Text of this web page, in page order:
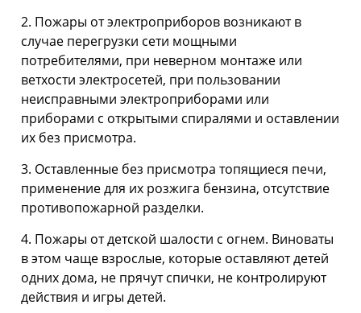
2. Пожары от электроприборов возникают в
случае перегрузки сети мощными
потребителями, при неверном монтаже или
ветхости электросетей, при пользовании
неисправными электроприборами или
приборами с открытыми спиралями и оставлении
их без присмотра.
3. Оставленные без присмотра топящиеся печи,
применение для их розжига бензина, отсутствие
противопожарной разделки.
4. Пожары от детской шалости с огнем. Виноваты
в этом чаще взрослые, которые оставляют детей
одних дома, не прячут спички, не контролируют
действия и игры детей.